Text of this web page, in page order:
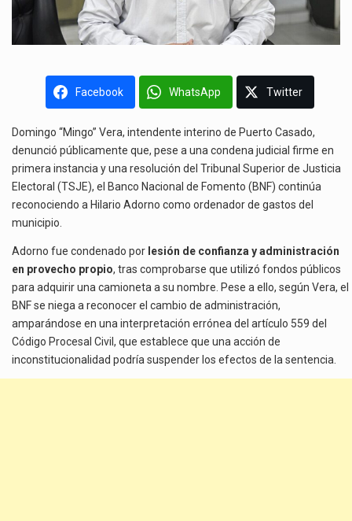
Facebook WhatsApp Twitter
Domingo “Mingo” Vera, intendente interino de Puerto Casado,
denunció públicamente que, pese a una condena judicial firme en
primera instancia y una resolución del Tribunal Superior de Justicia
Electoral (TSJE), el Banco Nacional de Fomento (BNF) continúa
reconociendo a Hilario Adorno como ordenador de gastos del
municipio.
Adorno fue condenado por lesión de confianza y administración
en provecho propio, tras comprobarse que utilizó fondos públicos
para adquirir una camioneta a su nombre. Pese a ello, según Vera, el
BNF se niega a reconocer el cambio de administración,
amparándose en una interpretación errónea del artículo 559 del
Código Procesal Civil, que establece que una acción de
inconstitucionalidad podría suspender los efectos de la sentencia.